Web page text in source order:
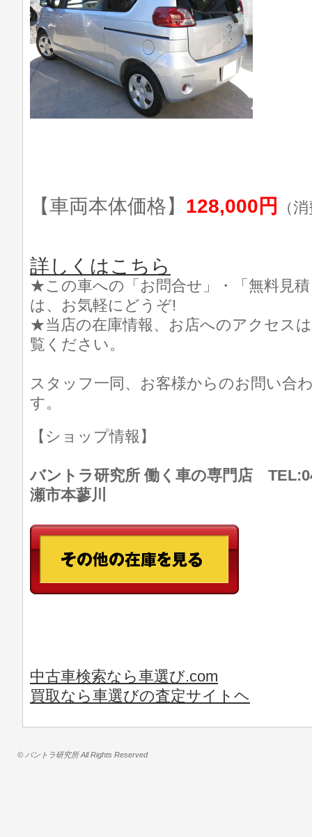
【車両本体価格】 128,000円 （
詳しくはこちら
★この車への「お問合せ」・「無料見
は、お気軽にどうぞ!
★当店の在庫情報、お店へのアクセス
覧ください。
スタッフ一同、お客様からのお問い合
す。
【ショップ情報】
バントラ研究所 働く車の専門店
瀬市本蓼川
中古車検索なら車選び.com
買取なら車選びの査定サイトヘ
© バントラ研究所 All Rights Reserved